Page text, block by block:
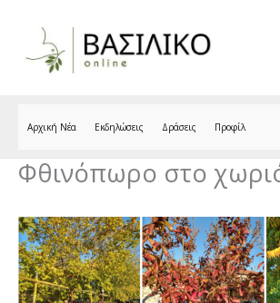
Αρχική Νέα Εκδηλώσεις Δράσεις Προφίλ
Φθινόπωρο στο